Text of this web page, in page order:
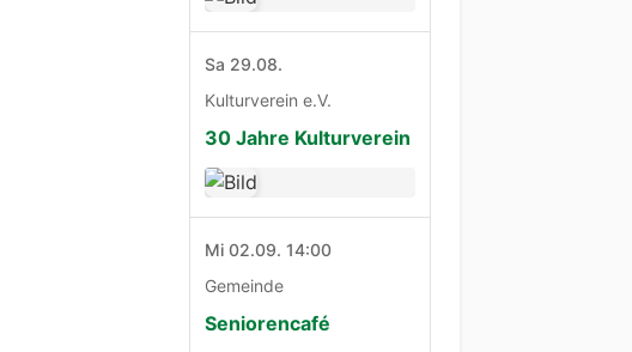
Sa 29.08.
Kulturverein e.V.
30 Jahre Kulturverein
Mi 02.09. 14:00
Gemeinde
Seniorencafé